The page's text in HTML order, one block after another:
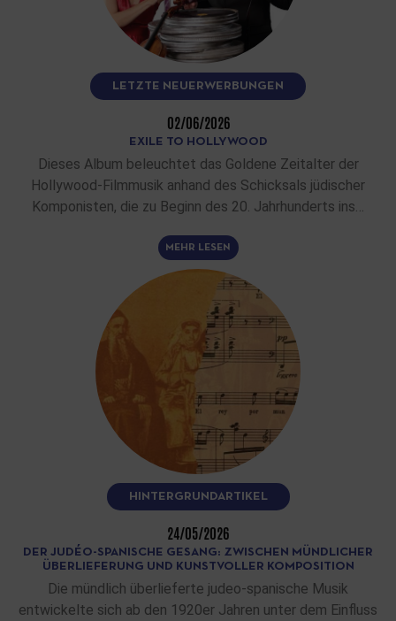
LETZTE NEUERWERBUNGEN
02/06/2026
EXILE TO HOLLYWOOD
Dieses Album beleuchtet das Goldene Zeitalter der
Hollywood-Filmmusik anhand des Schicksals jüdischer
Komponisten, die zu Beginn des 20. Jahrhunderts ins…
MEHR LESEN
HINTERGRUNDARTIKEL
24/05/2026
DER JUDÉO-SPANISCHE GESANG: ZWISCHEN MÜNDLICHER
ÜBERLIEFERUNG UND KUNSTVOLLER KOMPOSITION
Die mündlich überlieferte judeo-spanische Musik
entwickelte sich ab den 1920er Jahren unter dem Einfluss